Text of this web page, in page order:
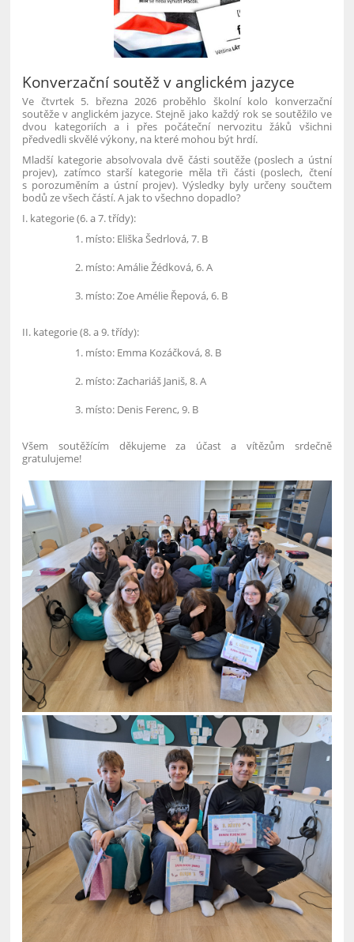
Konverzační soutěž v anglickém jazyce
Ve čtvrtek 5. března 2026 proběhlo školní kolo konverzační
soutěže v anglickém jazyce. Stejně jako každý rok se soutěžilo ve
dvou kategoriích a i přes počáteční nervozitu žáků všichni
předvedli skvělé výkony, na které mohou být hrdí.
Mladší kategorie absolvovala dvě části soutěže (poslech a ústní
projev), zatímco starší kategorie měla tři části (poslech, čtení
s porozuměním a ústní projev). Výsledky byly určeny součtem
bodů ze všech částí. A jak to všechno dopadlo?
I. kategorie (6. a 7. třídy):
místo: Eliška Šedrlová, 7. B
místo: Amálie Žédková, 6. A
místo: Zoe Amélie Řepová, 6. B
II. kategorie (8. a 9. třídy):
místo: Emma Kozáčková, 8. B
místo: Zachariáš Janiš, 8. A
místo: Denis Ferenc, 9. B
Všem soutěžícím děkujeme za účast a vítězům srdečně
gratulujeme!